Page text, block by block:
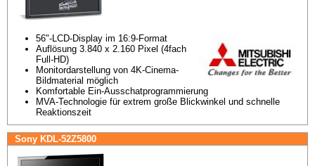
56"-LCD-Display im 16:9-Format
Auflösung 3.840 x 2.160 Pixel (4fach
Full-HD)
Monitordarstellung von 4K-Cinema-
Bildmaterial möglich
Komfortable Ein-Ausschatprogrammierung
MVA-Technologie für extrem große Blickwinkel und schnelle
Reaktionszeit
Sony KDL-52Z5800